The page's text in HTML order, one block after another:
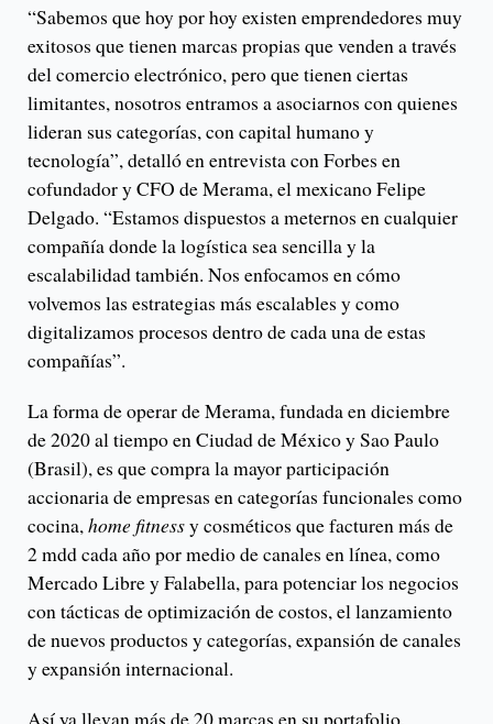
“Sabemos que hoy por hoy existen emprendedores muy
exitosos que tienen marcas propias que venden a través
del comercio electrónico, pero que tienen ciertas
limitantes, nosotros entramos a asociarnos con quienes
lideran sus categorías, con capital humano y
tecnología”, detalló en entrevista con Forbes en
cofundador y CFO de Merama, el mexicano Felipe
Delgado. “Estamos dispuestos a meternos en cualquier
compañía donde la logística sea sencilla y la
escalabilidad también. Nos enfocamos en cómo
volvemos las estrategias más escalables y como
digitalizamos procesos dentro de cada una de estas
compañías”.
La forma de operar de Merama, fundada en diciembre
de 2020 al tiempo en Ciudad de México y Sao Paulo
(Brasil), es que compra la mayor participación
accionaria de empresas en categorías funcionales como
cocina,home fitnessy cosméticos que facturen más de
2 mdd cada año por medio de canales en línea, como
Mercado Libre y Falabella, para potenciar los negocios
con tácticas de optimización de costos, el lanzamiento
de nuevos productos y categorías, expansión de canales
y expansión internacional.